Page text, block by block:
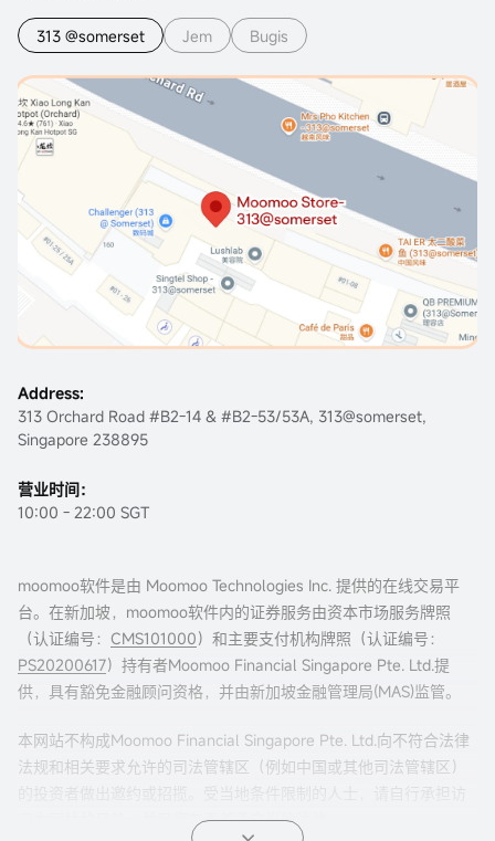
313 @somerset Jem Bugis
Address:
313 Orchard Road #B2-14 & #B2-53/53A, 313@somerset,
Singapore 238895
营业时间：
10:00 - 22:00 SGT
moomoo软件是由 Moomoo Technologies Inc. 提供的在线交易平
台。在新加坡，moomoo软件内的证券服务由资本市场服务牌照
（认证编号： CMS101000）和主要支付机构牌照（认证编号：
PS20200617）持有者Moomoo Financial Singapore Pte. Ltd.提
供，具有豁免金融顾问资格，并由新加坡金融管理局(MAS)监管。
本网站不构成Moomoo Financial Singapore Pte. Ltd.向不符合法律
法规和相关要求允许的司法管辖区（例如中国或其他司法管辖区）
问本网站的风险，并且您有责任遵守当地法律。